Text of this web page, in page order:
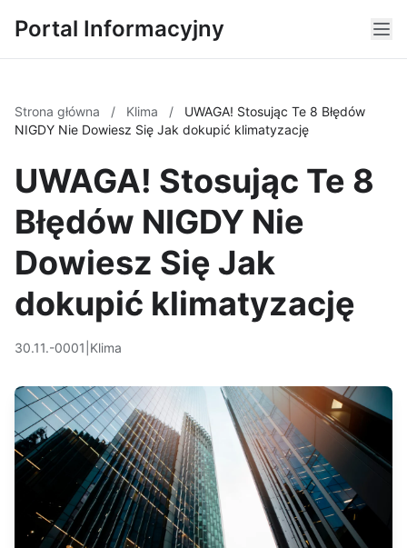
Portal Informacyjny
Strona główna / Klima /
UWAGA! Stosując Te 8 Błędów
NIGDY Nie Dowiesz Się Jak dokupić klimatyzację
UWAGA! Stosując Te 8
Błędów NIGDY Nie
Dowiesz Się Jak
dokupić klimatyzację
30.11.-0001 Klima